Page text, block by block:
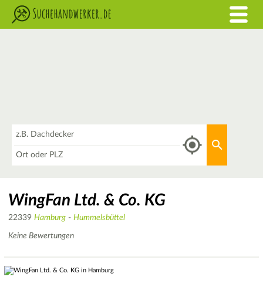
WingFan Ltd. & Co. KG
22339 Hamburg - Hummelsbüttel
Keine Bewertungen